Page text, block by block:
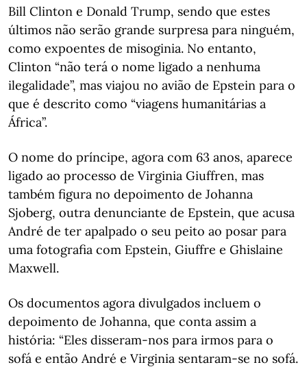
Bill Clinton e Donald Trump, sendo que estes
últimos não serão grande surpresa para ninguém,
como expoentes de misoginia. No entanto,
Clinton “não terá o nome ligado a nenhuma
ilegalidade”, mas viajou no avião de Epstein para o
que é descrito como “viagens humanitárias a
África”.
O nome do príncipe, agora com 63 anos, aparece
ligado ao processo de Virginia Giuffren, mas
também figura no depoimento de Johanna
Sjoberg, outra denunciante de Epstein, que acusa
André de ter apalpado o seu peito ao posar para
uma fotografia com Epstein, Giuffre e Ghislaine
Maxwell.
Os documentos agora divulgados incluem o
depoimento de Johanna, que conta assim a
história: “Eles disseram-nos para irmos para o
sofá e então André e Virginia sentaram-se no sofá.